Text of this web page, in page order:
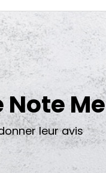
Me
leur avis